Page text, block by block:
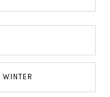
WINTER